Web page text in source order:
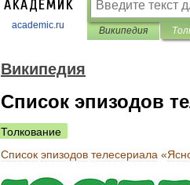
academic.ru Википедия
Википедия
Список эпизодов
Толкование
Список эпизодов телесериала «